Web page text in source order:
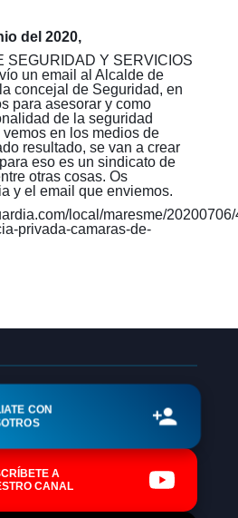
del 2020,
SEGURIDAD Y SERVICIOS
un email al Alcalde de
concejal de Seguridad, en
para asesorar y como
de la seguridad
en los medios de
resultado, se van a crear
eso es un sindicato de
otras cosas. Os
y el email que enviemos.
local/maresme/
privada-camaras-de-
CON
A
CANAL